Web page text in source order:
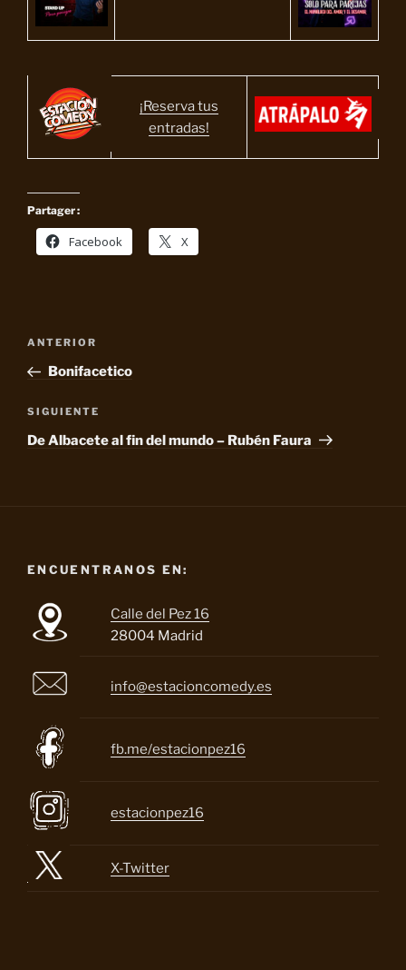
¡Reserva tus
entradas!
Partager :
Facebook X
Navegación
entradas
Entrada
anterior:
ANTERIOR
Bonifacetico
Siguiente
entrada
SIGUIENTE
De Albacete al fin del mundo – Rubén Faura
ENCUENTRANOS EN:
Calle del Pez 16
28004 Madrid
info@estacioncomedy.es
fb.me/estacionpez16
estacionpez16
X-Twitter